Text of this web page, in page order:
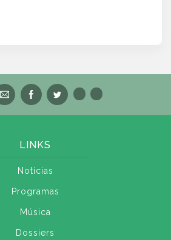
LINKS
Notícias
Programas
Música
Dossiers